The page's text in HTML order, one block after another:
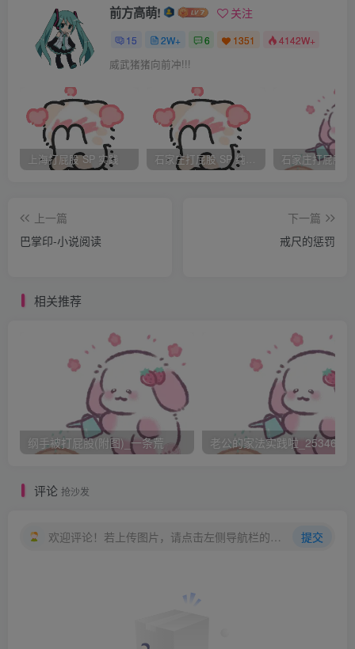
会儿，大部分检查都已经完成，若娟把大家召集起来，进行
最后一项检查。容娴带着自己的一组，走到楼道尽头的一间
大屋子门前，让众人在门口等候。自己整理了一下妆容和衣
门口，只听见若娟轻声说道“吴总，人都带来了。”里面并不
答话，只见若娟退了出来，轻声招呼自己带领的一组，十人
跟着若娟鱼贯而入。
竟然站着几个西装革履老男人。这几个老男人，长相猥琐，
一个个挺着将军肚，头发虽然没有几根，但是梳的颇为整
这几个老男人，顿时手足无措，赶快用手挡住自己的要害部
一躬。细声细气的说道“几位领导，人带来了，请领导检
查。”其中一个老男人，身材最为肥大，简直就是个球。对若
娟面带微笑的点点头，若娟回头对女孩们说道“大家不要激
动，这些都是集团领导，今天莅临指导工作，大家表示欢
迎。”说完自己带头鼓起掌来。众人一听，简直岂有此理，这
成一排，背对着各位领导。众人不敢不从，担心会失去工作
手扒开自己的肛门。众人无奈，只好做出这种屈辱的姿势，
翘臀后走过。几位领导，还时不时对着一个浑圆的屁股“指点
前方高萌! 关注
15 2W+ 6 1351 4142W+
威武猪猪向前冲!!!
上海打屁股 SP 实践 石家庄打屁股 SP 纯实践
上一篇
巴掌印-小说阅读
下一篇
戒尺的惩罚
相关推荐
纲手被打屁股(附图)_一条荒 老公的家法实践啦
评论 抢沙发
欢迎评论！若上传图片，请点击左侧导航栏的图床工具，获取图片链接。 提交